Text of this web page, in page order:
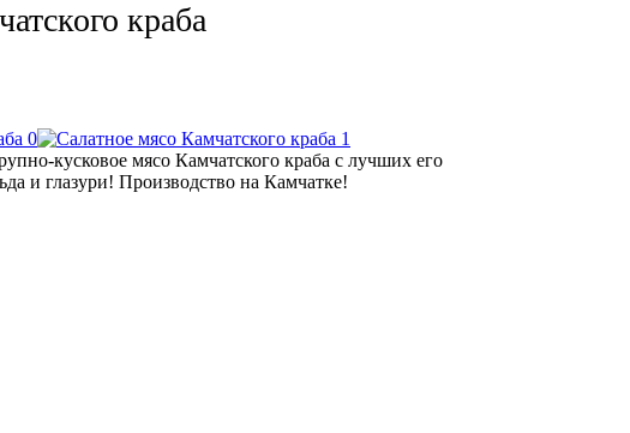
краба
кусковое мясо Камчатского краба с лучших его
и глазури! Производство на Камчатке!